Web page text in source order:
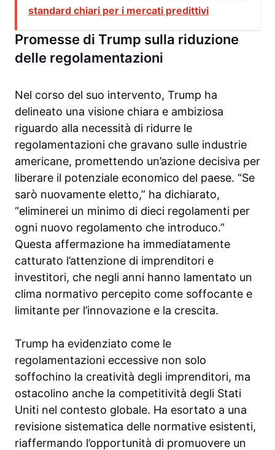
standard chiari per i mercati predittivi
Promesse di Trump sulla riduzione
delle regolamentazioni
Nel corso del suo intervento, Trump ha
delineato una visione chiara e ambiziosa
riguardo alla necessità di ridurre le
regolamentazioni che gravano sulle industrie
americane, promettendo un’azione decisiva per
liberare il potenziale economico del paese. “Se
sarò nuovamente eletto,” ha dichiarato,
“eliminerei un minimo di dieci regolamenti per
ogni nuovo regolamento che introduco.”
Questa affermazione ha immediatamente
catturato l’attenzione di imprenditori e
investitori, che negli anni hanno lamentato un
clima normativo percepito come soffocante e
limitante per l’innovazione e la crescita.
Trump ha evidenziato come le
regolamentazioni eccessive non solo
soffochino la creatività degli imprenditori, ma
ostacolino anche la competitività degli Stati
Uniti nel contesto globale. Ha esortato a una
revisione sistematica delle normative esistenti,
riaffermando l’opportunità di promuovere un